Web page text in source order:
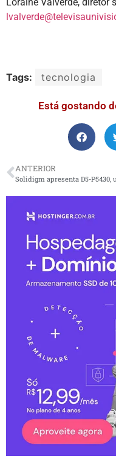
Tags: tecnologia
Está gostando
ANTERIOR